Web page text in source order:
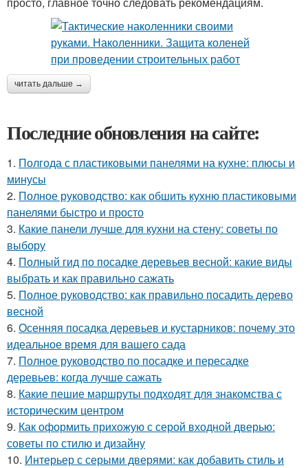
читать дальше →
Последние обновления на сайте:
1. Полгода с пластиковыми панелями на кухне: плюсы и
минусы
2. Полное руководство: как обшить кухню пластиковыми
панелями быстро и просто
3. Какие панели лучше для кухни на стену: советы по
выбору
4. Полный гид по посадке деревьев весной: какие виды
выбрать и как правильно сажать
5. Полное руководство: как правильно посадить дерево
весной
6. Осенняя посадка деревьев и кустарников: почему это
идеальное время для вашего сада
7. Полное руководство по посадке и пересадке
деревьев: когда лучше сажать
8. Какие пешие маршруты подходят для знакомства с
историческим центром
9. Как оформить прихожую с серой входной дверью:
советы по стилю и дизайну
10. Интерьер с серыми дверями: как добавить стиль и